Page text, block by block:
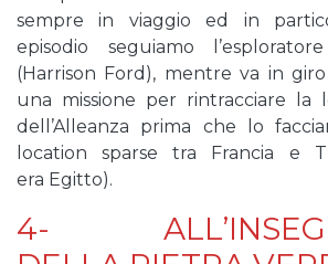
sempre in viaggio ed in
episodio seguiamo
(Harrison Ford), mentre va in
una missione per rintracciare la
dell’Alleanza prima che lo
location sparse tra Francia e
era Egitto).
4-